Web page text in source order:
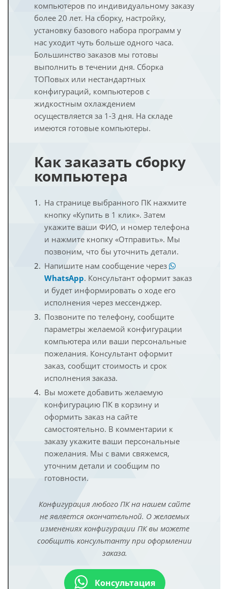
компьютеров по индивидуальному заказу
более 20 лет. На сборку, настройку,
установку базового набора программ у
нас уходит чуть больше одного часа.
Большинство заказов мы готовы
выполнить в течении дня. Сборка
ТОПовых или нестандартных
конфигураций, компьютеров с
жидкостным охлаждением
осуществляется за 1-3 дня. На складе
имеются готовые компьютеры.
Как заказать сборку
компьютера
На странице выбранного ПК нажмите
кнопку «Купить в 1 клик». Затем
укажите ваши ФИО, и номер телефона
и нажмите кнопку «Отправить». Мы
позвоним, что бы уточнить детали.
Напишите нам сообщение через
WhatsApp. Консультант оформит заказ
и будет информировать о ходе его
исполнения через мессенджер.
Позвоните по телефону, сообщите
параметры желаемой конфигурации
компьютера или ваши персональные
пожелания. Консультант оформит
заказ, сообщит стоимость и срок
исполнения заказа.
Вы можете добавить желаемую
конфигурацию ПК в корзину и
оформить заказ на сайте
самостоятельно. В комментарии к
заказу укажите ваши персональные
пожелания. Мы с вами свяжемся,
уточним детали и сообщим по
готовности.
Конфигурация любого ПК на нашем сайте
не является окончательной. О желаемых
изменениях конфигурации ПК вы можете
сообщить консультанту при оформлении
заказа.
Консультация